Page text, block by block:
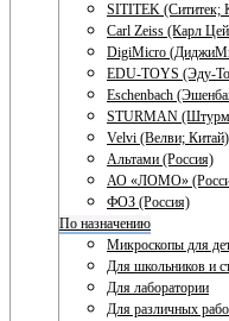
SITITEK (Сититек;
Carl Zeiss (Карл
DigiMicro
EDU-TOYS (Эду-
Eschenbach
STURMAN
Velvi (Велви; Китай)
Альтами (Россия)
АО «ЛОМО»
ФОЗ (Россия)
По назначению
Микроскопы для
Для школьников и
Для лаборатории
Для различных